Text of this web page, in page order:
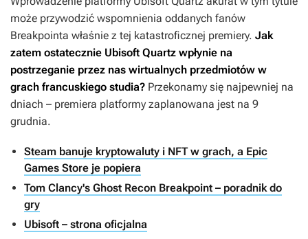
może przywodzić wspomnienia oddanych fanów
Breakpointa właśnie z tej katastroficznej premiery. Jak
zatem ostatecznie Ubisoft Quartz wpłynie na
postrzeganie przez nas wirtualnych przedmiotów w
grach francuskiego studia? Przekonamy się najpewniej na
dniach – premiera platformy zaplanowana jest na 9
grudnia.
Steam banuje kryptowaluty i NFT w grach, a Epic
Games Store je popiera
Tom Clancy's Ghost Recon Breakpoint – poradnik do
gry
Ubisoft – strona oficjalna